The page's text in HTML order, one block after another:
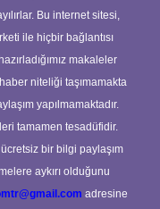
Bu internet sitesi,
ile hiçbir bağlantısı
makaleler
niteliği taşımamakta
yapılmamaktadır.
tamamen tesadüfidir.
bir bilgi paylaşım
aykırı olduğunu
adresine